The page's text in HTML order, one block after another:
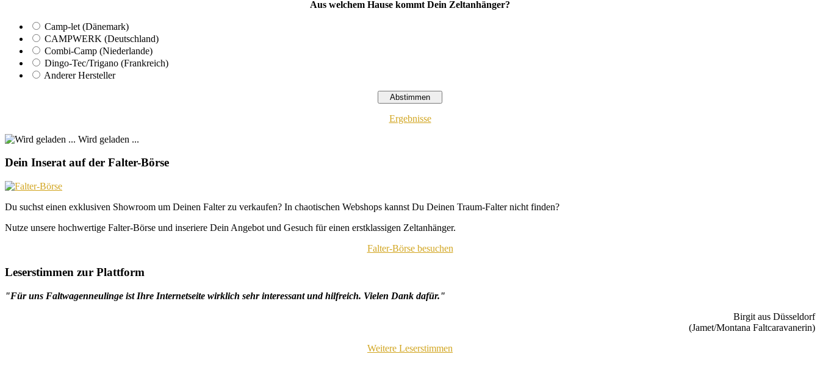
Aus welchem Hause kommt Dein Zeltanhänger?
Camp-let (Dänemark)
CAMPWERK (Deutschland)
Combi-Camp (Niederlande)
Dingo-Tec/Trigano (Frankreich)
Anderer Hersteller
Ergebnisse
Wird geladen ...
Dein Inserat auf der Falter-Börse
Du suchst einen exklusiven Showroom um Deinen Falter zu verkaufen? In chaotischen Webshops kannst Du Deinen Traum-Falter nicht finden?
Nutze unsere hochwertige Falter-Börse und inseriere Dein Angebot und Gesuch für einen erstklassigen Zeltanhänger.
Falter-Börse besuchen
Leserstimmen zur Plattform
"Für uns Faltwagenneulinge ist Ihre Internetseite wirklich sehr interessant und hilfreich. Vielen Dank dafür."
Birgit aus Düsseldorf
(Jamet/Montana Faltcaravanerin)
Weitere Leserstimmen